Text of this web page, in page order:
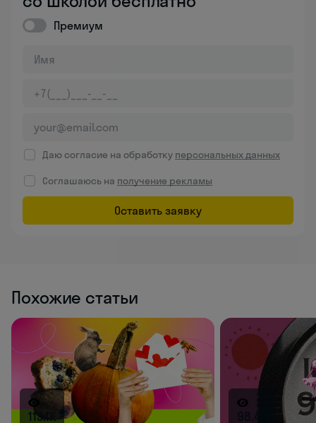
Премиум
Даю согласие на обработку персональных данных
Соглашаюсь на получение рекламы
Оставить заявку
Похожие статьи
113.1K 98.4K